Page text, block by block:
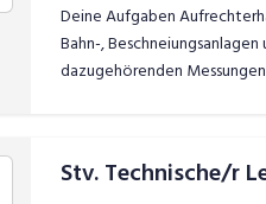
Deine Aufgaben
Bahn-,
dazugehörenden
Stv. Technische/r